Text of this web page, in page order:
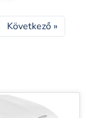
Következő »